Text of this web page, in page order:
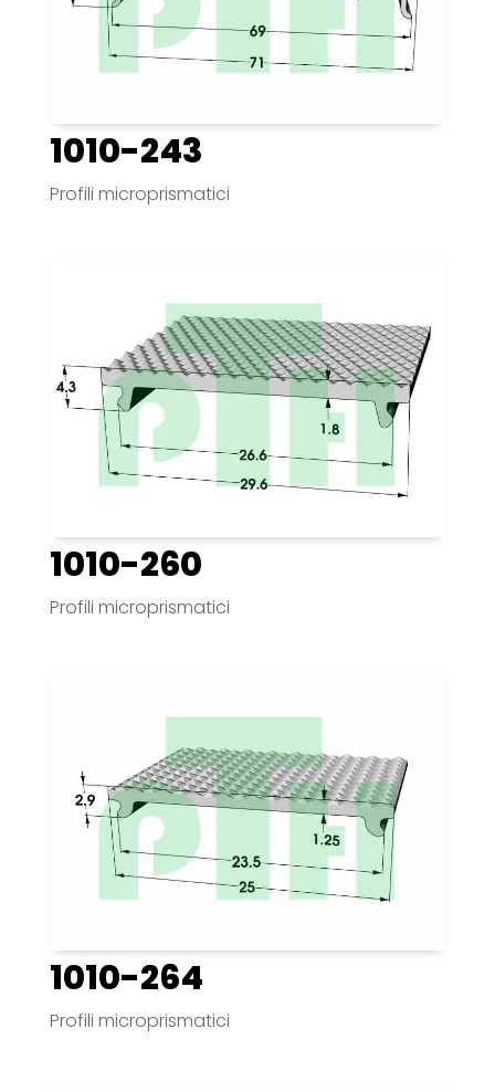
1010-243
Profili microprismatici
1010-260
Profili microprismatici
1010-264
Profili microprismatici